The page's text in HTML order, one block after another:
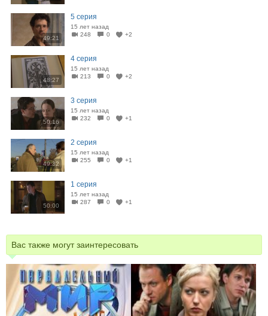
49:21
5 серия
15 лет назад
248
0 +2
48:27
4 серия
15 лет назад
213
0 +2
50:16
3 серия
15 лет назад
232
0 +1
49:32
2 серия
15 лет назад
255
0 +1
50:00
1 серия
15 лет назад
287
0 +1
Вас также могут заинтересовать